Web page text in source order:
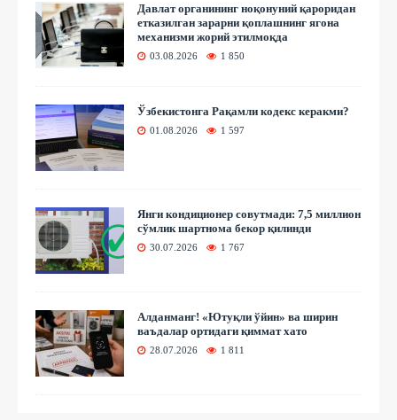
Давлат органининг ноқонуний қароридан
етказилган зарарни қоплашнинг ягона
механизми жорий этилмоқда
03.08.2026 1 850
Ўзбекистонга Рақамли кодекс керакми?
01.08.2026 1 597
Янги кондиционер совутмади: 7,5 миллион
сўмлик шартнома бекор қилинди
30.07.2026 1 767
Алданманг! «Ютуқли ўйин» ва ширин
ваъдалар ортидаги қиммат хато
28.07.2026 1 811